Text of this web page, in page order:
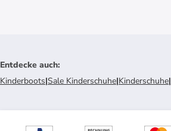
Entdecke auch:
Kinderboots|Sale Kinderschuhe|Kinderschuhe|